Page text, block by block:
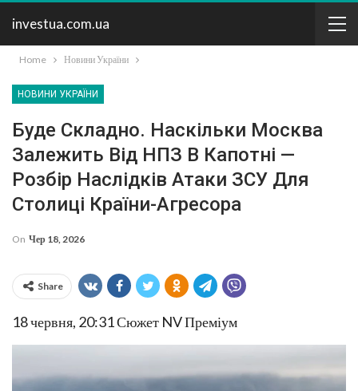
investua.com.ua
Home Новини України
НОВИНИ УКРАЇНИ
Буде Складно. Наскільки Москва
Залежить Від НПЗ В Капотні —
Розбір Наслідків Атаки ЗСУ Для
Столиці Країни-Агресора
On Чер 18, 2026
Share
18 червня, 20:31Сюжет NV Преміум